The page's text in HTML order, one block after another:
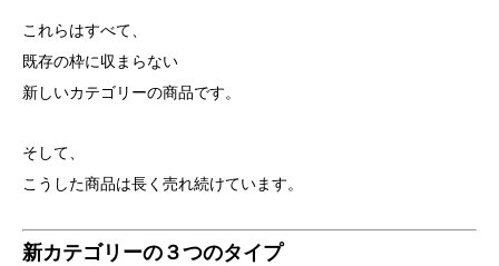
これらはすべて、
既存の枠に収まらない
新しいカテゴリーの商品です。
そして、
こうした商品は長く売れ続けています。
新カテゴリーの３つのタイプ